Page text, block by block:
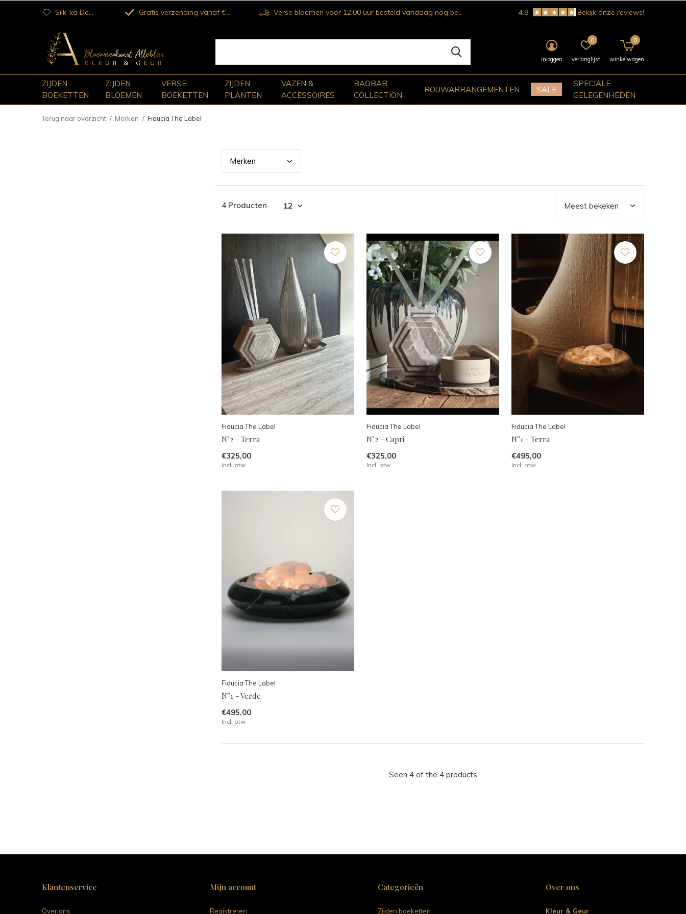
ZIJDEN
BOEKETTEN
ZIJDEN
BLOEMEN
VERSE
BOEKETTEN
ZIJDEN
PLANTEN
VAZEN &
ACCESSOIRES
BAOBAB
COLLECTION
ROUWARRANGEMENTEN SALE
SPECIALE
GELEGENHEDEN
inloggen verlanglijst
0
winkelwagen
0
Silk-ka Dealer Gratis verzending vanaf €100 Verse bloemen voor 12.00 uur besteld vandaag nog bezorgd! 4.8 Bekijk onze reviews!
Terug naar overzicht Merken Fiducia The Label
Merken
4 Producten
Fiducia The Label
N˚2 - Terra
€325,00
Incl. btw
Fiducia The Label
N˚2 - Capri
€325,00
Incl. btw
Fiducia The Label
N°1 - Terra
€495,00
Incl. btw
Fiducia The Label
N°1 - Verde
€495,00
Incl. btw
Seen 4 of the 4 products
Klantenservice
Over ons
Mijn account
Registreren
Categorieën
Zijden boeketten
Over ons
Kleur & Geur